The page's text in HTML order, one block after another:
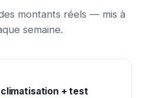
montants réels — mis à
semaine.
climatisation + test